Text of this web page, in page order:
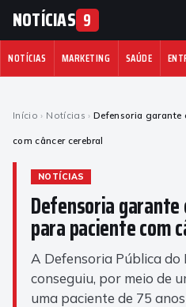
NOTÍCIAS 9
NOTÍCIAS MARKETING SAÚDE
Início › Notícias › Defensoria garante
com câncer cerebral
NOTÍCIAS
Defensoria
para paciente com
A Defensoria Pública
conseguiu, por meio de
uma paciente de 75